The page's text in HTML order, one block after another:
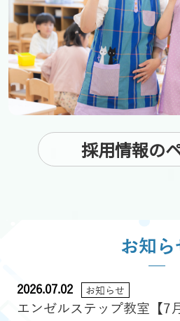
採用情報の
お知ら
2026.07.02 お知らせ
エンゼルステップ教室【7